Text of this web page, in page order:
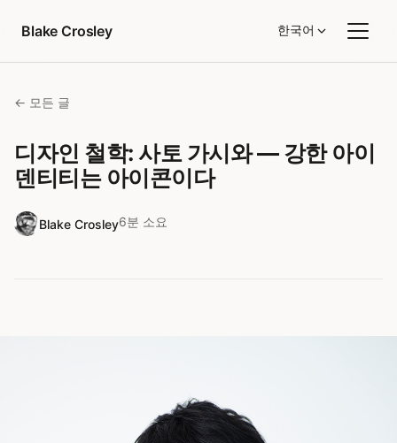
Blake Crosley
한국어
← 모든 글
디자인 철학: 사토 가시와 — 강한 아이
덴티티는 아이콘이다
Blake Crosley6분 소요